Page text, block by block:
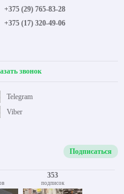
+375 (29) 765-83-28
+375 (17) 320-49-06
звонок
Viber
Telegram
Подписаться
353
подписок